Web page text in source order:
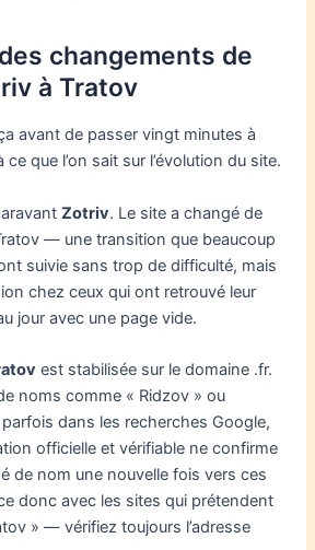
changements de
à Tratov
avant de passer vingt minutes à
que l’on sait sur l’évolution du site.
Zotriv. Le site a changé de
— une transition que beaucoup
suivie sans trop de difficulté, mais
chez ceux qui ont retrouvé leur
jour avec une page vide.
est stabilisée sur le domaine .fr.
noms comme « Ridzov » ou
dans les recherches Google,
officielle et vérifiable ne confirme
de nom une nouvelle fois vers ces
donc avec les sites qui prétendent
» — vérifiez toujours l’adresse